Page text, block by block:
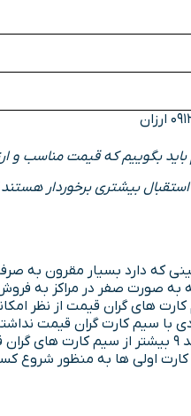
به صورت صفر در مراکز به
است.